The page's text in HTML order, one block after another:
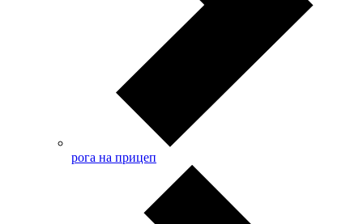
рога на прицеп